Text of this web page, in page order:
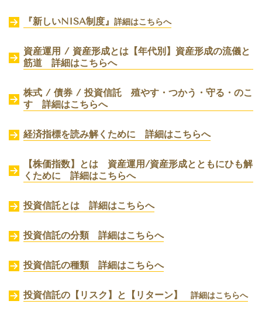
『新しいNISA制度』 詳細はこちらへ
資産運用 / 資産形成とは【年代別】資産形成の流儀と
筋道 詳細はこちらへ
株式 / 債券 / 投資信託 殖やす・つかう・守る・のこ
す 詳細はこちらへ
経済指標を読み解くために 詳細はこちらへ
【株価指数】とは 資産運用/資産形成とともにひも解
くために 詳細はこちらへ
投資信託とは 詳細はこちらへ
投資信託の分類 詳細はこちらへ
投資信託の種類 詳細はこちらへ
投資信託の【リスク】と【リターン】 詳細はこちらへ